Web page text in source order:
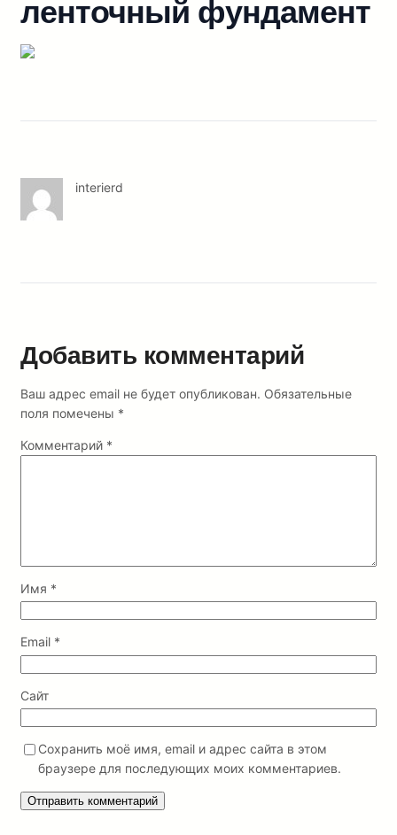
ленточный фундамент
interierd
Добавить комментарий
Ваш адрес email не будет опубликован. Обязательные
поля помечены *
Комментарий *
Имя *
Email *
Сайт
Сохранить моё имя, email и адрес сайта в этом
браузере для последующих моих комментариев.